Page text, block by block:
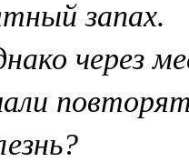
запах.
через